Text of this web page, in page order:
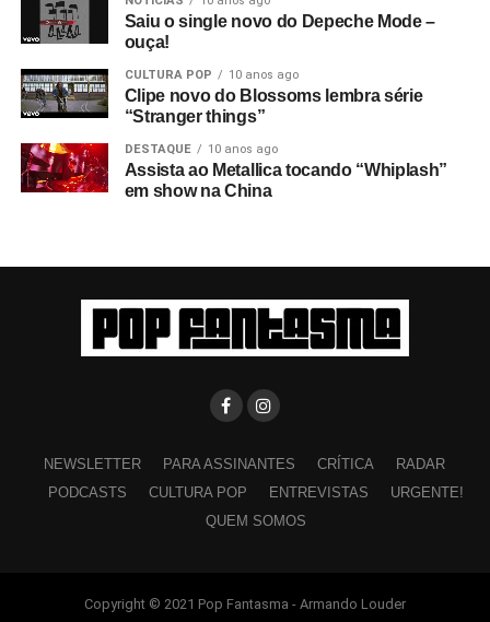
Saiu o single novo do Depeche Mode –
ouça!
CULTURA POP 10 anos ago
Clipe novo do Blossoms lembra série
“Stranger things”
DESTAQUE 10 anos ago
Assista ao Metallica tocando “Whiplash”
em show na China
NEWSLETTER PARA ASSINANTES CRÍTICA
RADAR
PODCASTS
CULTURA POP ENTREVISTAS
URGENTE!
QUEM SOMOS
Copyright © 2021 Pop Fantasma - Armando Louder